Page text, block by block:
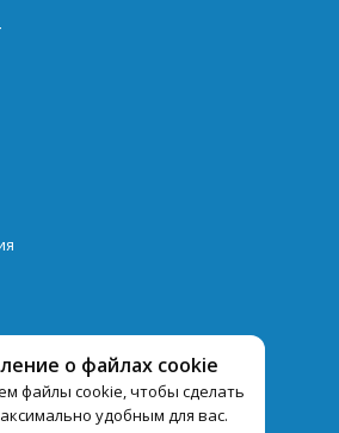
о файлах cookie
файлы cookie, чтобы сделать
удобным для вас.